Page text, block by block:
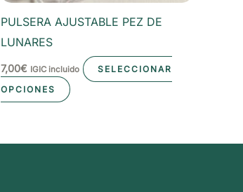
PULSERA AJUSTABLE PEZ DE
LUNARES
7,00€ IGIC incluido
SELECCIONAR
OPCIONES
Este
múltiples